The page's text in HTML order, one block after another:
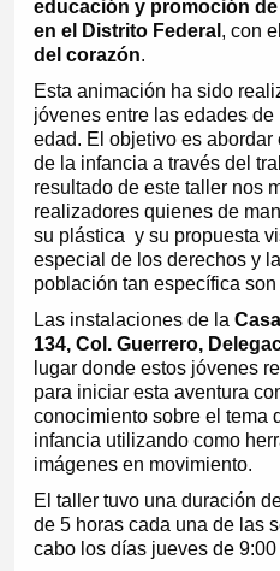
educación y promoción
en el Distrito Federal , con
del corazón.
Esta animación ha sido
jóvenes entre las edades
edad. El objetivo es abordar
de la infancia a través del
resultado de este taller nos
realizadores quienes de
su plástica y su propuesta
especial de los derechos y
población tan específica
Las instalaciones de la
134, Col. Guerrero,
lugar donde estos jóvenes
para iniciar esta aventura
conocimiento sobre el tema
infancia utilizando como
imágenes en movimiento.
El taller tuvo una duración
de 5 horas cada una de las
cabo los días jueves de 9:00